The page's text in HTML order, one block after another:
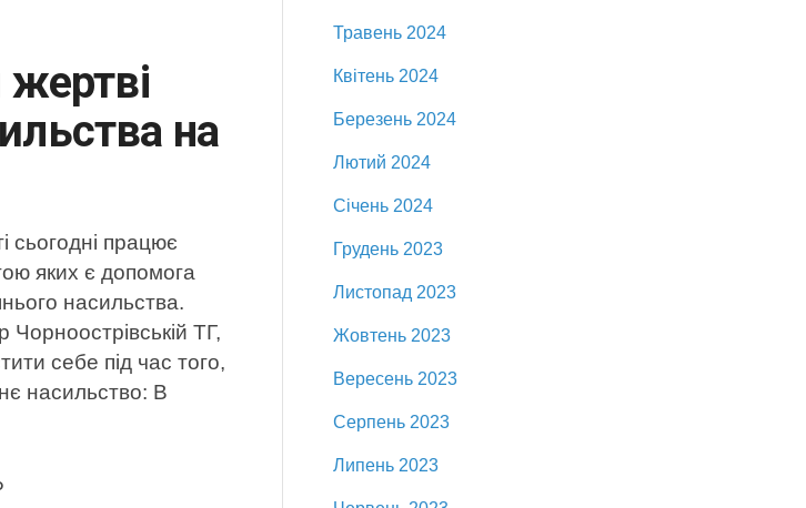
на
сьогодні працює
яких є допомога
насильства.
ТГ,
себе під час того,
насильство: В
Травень 2024
Квітень 2024
Березень 2024
Лютий 2024
Січень 2024
Грудень 2023
Листопад 2023
Жовтень 2023
Вересень 2023
Серпень 2023
Липень 2023